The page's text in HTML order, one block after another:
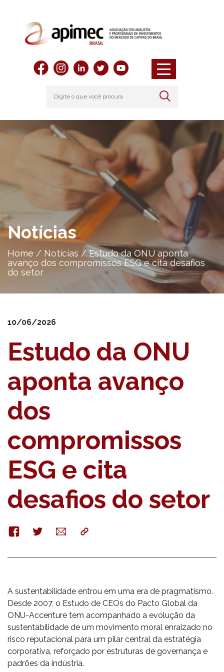
Notícias
Home / Notícias /Estudo da ONU aponta
avanço dos compromissos ESG e cita desafios
do setor
10/06/2026
Estudo da ONU
aponta avanço
dos
compromissos
ESG e cita
desafios do setor
FacebookTwitterE-
mail
Copy
A sustentabilidade entrou em uma era de pragmatismo.
Desde 2007, o Estudo de CEOs do Pacto Global da
ONU-Accenture tem acompanhado a evolução da
sustentabilidade de um movimento moral enraizado no
risco reputacional para um pilar central da estratégia
corporativa, reforçado por estruturas de governança e
padrões da indústria.